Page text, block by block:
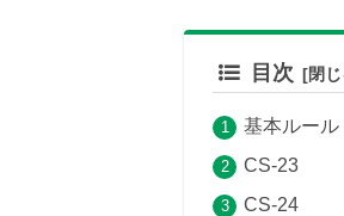
目次
基本ルール
CS-23
CS-24